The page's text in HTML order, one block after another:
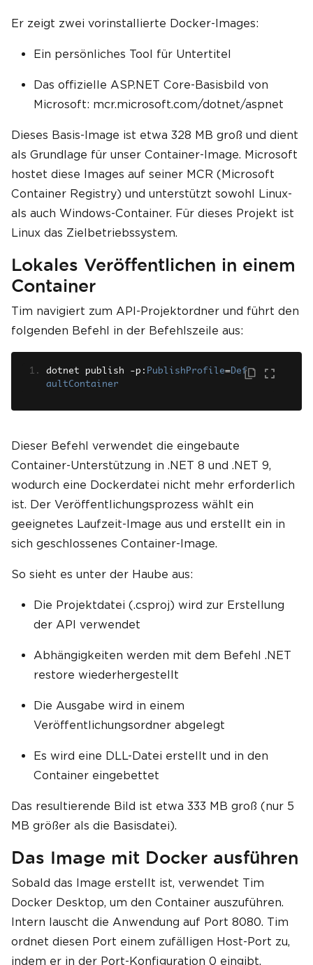
Er zeigt zwei vorinstallierte Docker-Images:
Ein persönliches Tool für Untertitel
Das offizielle ASP.NET Core-Basisbild von
Microsoft: mcr.microsoft.com/dotnet/aspnet
Dieses Basis-Image ist etwa 328 MB groß und dient
als Grundlage für unser Container-Image. Microsoft
hostet diese Images auf seiner MCR (Microsoft
Container Registry) und unterstützt sowohl Linux-
als auch Windows-Container. Für dieses Projekt ist
Linux das Zielbetriebssystem.
Lokales Veröffentlichen in einem
Container
Tim navigiert zum API-Projektordner und führt den
folgenden Befehl in der Befehlszeile aus:
dotnet publish -p : PublishProfile=Def
aultContainer
Dieser Befehl verwendet die eingebaute
Container-Unterstützung in .NET 8 und .NET 9,
wodurch eine Dockerdatei nicht mehr erforderlich
ist. Der Veröffentlichungsprozess wählt ein
geeignetes Laufzeit-Image aus und erstellt ein in
sich geschlossenes Container-Image.
So sieht es unter der Haube aus:
Die Projektdatei (.csproj) wird zur Erstellung
der API verwendet
Abhängigkeiten werden mit dem Befehl .NET
restore wiederhergestellt
Die Ausgabe wird in einem
Veröffentlichungsordner abgelegt
Es wird eine DLL-Datei erstellt und in den
Container eingebettet
Das resultierende Bild ist etwa 333 MB groß (nur 5
MB größer als die Basisdatei).
Das Image mit Docker ausführen
Sobald das Image erstellt ist, verwendet Tim
Docker Desktop, um den Container auszuführen.
Intern lauscht die Anwendung auf Port 8080. Tim
ordnet diesen Port einem zufälligen Host-Port zu,
indem er in der Port-Konfiguration 0 eingibt.